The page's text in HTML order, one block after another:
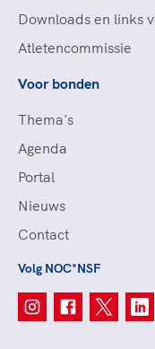
Downloads en links
Atletencommissie
Voor bonden
Thema's
Agenda
Portal
Nieuws
Contact
Volg NOC*NSF